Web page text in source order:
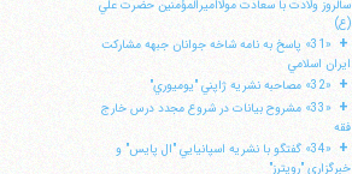
سالروز ولادت با سعادت مولااميرالمؤمنين حضرت علي
(ع)
+
«31» پاسخ به نامه شاخه جوانان جبهه مشاركت
ايران اسلامي
+ «32» مصاحبه نشريه ژاپني "يوميوري"
+
«33» مشروح بيانات در شروع مجدد درس خارج
فقه
+
«34» گفتگو با نشريه اسپانيايي "ال پايس" و
خبرگزاري "رويترز"